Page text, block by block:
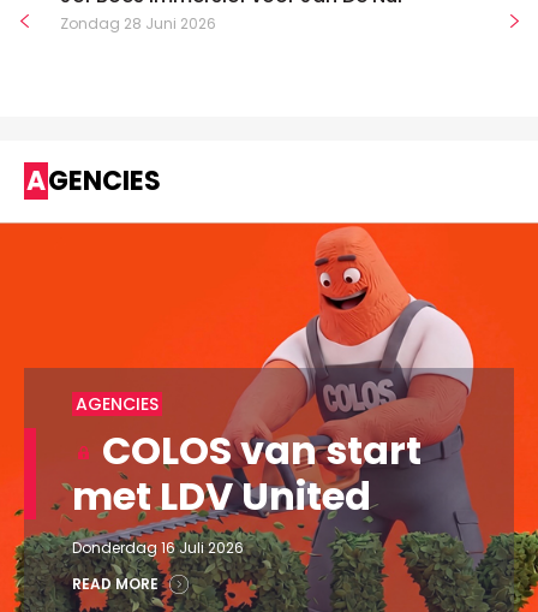
Zondag 28 Juni 2026
AGENCIES
AGENCIES
COLOS van start
met LDV United
Donderdag 16 Juli 2026
READ MORE